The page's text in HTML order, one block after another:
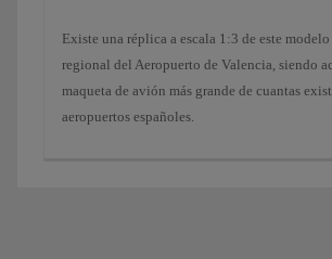
Existe una réplica a escala 1:3 de este
regional del Aeropuerto de Valencia, siendo
maqueta de avión más grande de cuantas
aeropuertos españoles.